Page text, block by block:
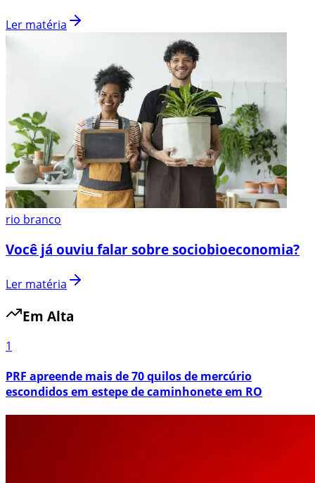
Ler matéria
rio branco
Você já ouviu falar sobre sociobioeconomia?
Ler matéria
Em Alta
1
PRF apreende mais de 70 quilos de mercúrio
escondidos em estepe de caminhonete em RO